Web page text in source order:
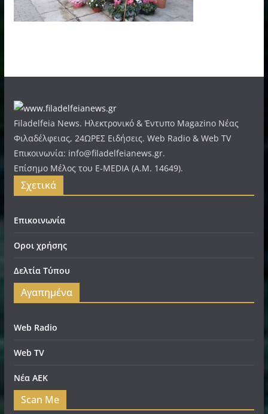
Filadelfeia News. Ηλεκτρονικό & Έντυπο Magazino Νέας
Φιλαδέλφειας, 24ΩΡΕΣ Ειδήσεις. Web Radio & Web TV
Επικοινωνία: info@filadelfeianews.gr.
Επίσημο Μέλος του E-MEDIA (A.M. 14649).
Σχετικά
Επικοινωνία
Οροι χρήσης
Δελτία Τύπου
Αγαπημένα
Web Radio
Web TV
Νέα ΑΕΚ
Scan Me